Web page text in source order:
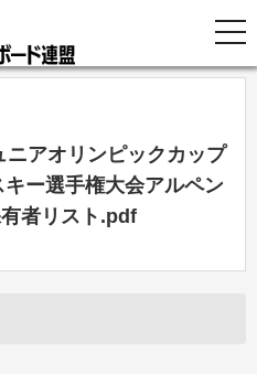
ニアオリンピックカップ
ー選手権大会アルペン
者リスト.pdf